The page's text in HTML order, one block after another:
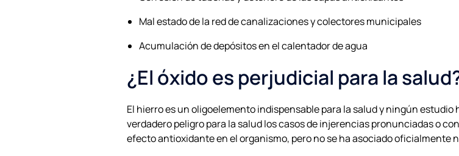
Mal estado de la red de canalizaciones y colectores municipales
Acumulación de depósitos en el calentador de agua
¿El óxido es perjudicial para la
El hierro es un oligoelemento indispensable para la salud y ningún
verdadero peligro para la salud los casos de injerencias pronunciadas o
efecto antioxidante en el organismo, pero no se ha asociado oficialmente